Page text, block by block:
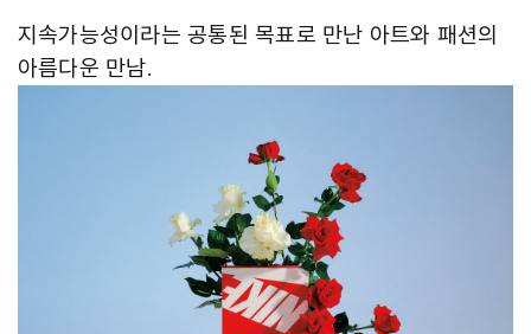
지속가능성이라는 공통된 목표로 만난 아트와 패션의
아름다운 만남.